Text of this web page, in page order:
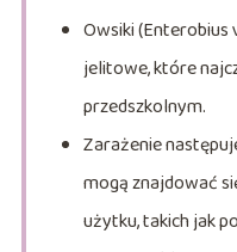
Owsiki
jelitowe, które
przedszkolnym.
Zarażenie
mogą znajdować
użytku, takich jak